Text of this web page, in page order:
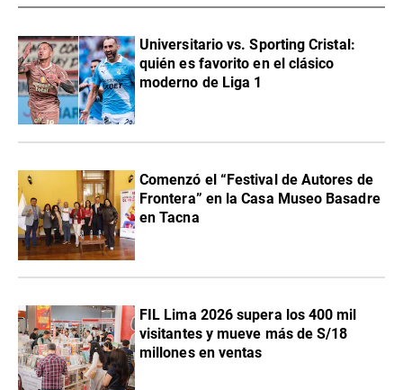
Universitario vs. Sporting Cristal:
quién es favorito en el clásico
moderno de Liga 1
Comenzó el “Festival de Autores de
Frontera” en la Casa Museo Basadre
en Tacna
FIL Lima 2026 supera los 400 mil
visitantes y mueve más de S/18
millones en ventas